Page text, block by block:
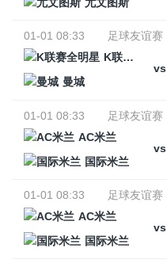
01-01 08:33
足球友谊赛
K联赛全明星
vs
曼城
01-01 08:33
足球友谊赛
AC米兰
vs
国际米兰
01-01 08:33
足球友谊赛
AC米兰
vs
国际米兰